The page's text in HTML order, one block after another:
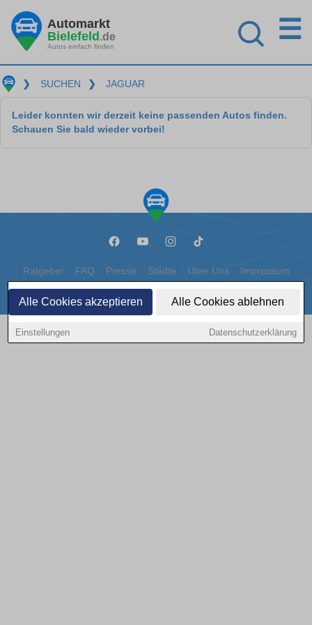
Alle Cookies akzeptieren Alle Cookies ablehnen
Einstellungen Datenschutzerklärung
Automarkt
Bielefeld.de
Autos einfach finden
☰
❯ SUCHEN ❯ JAGUAR
Leider konnten wir derzeit keine passenden Autos finden.
Schauen Sie bald wieder vorbei!
Ratgeber FAQ Presse Städte Über Uns Impressum
Datenschutz Cookies
Copyright © 2000 - 2026 | 1A Infosysteme GmbH | Content by: 1a-sites-autos